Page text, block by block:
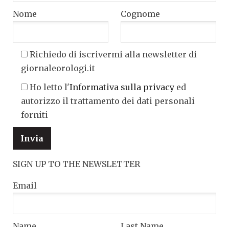
Nome Cognome
Richiedo di iscrivermi alla newsletter di
giornaleorologi.it
Ho letto l'Informativa sulla privacy ed
autorizzo il trattamento dei dati personali
forniti
SIGN UP TO THE NEWSLETTER
Email